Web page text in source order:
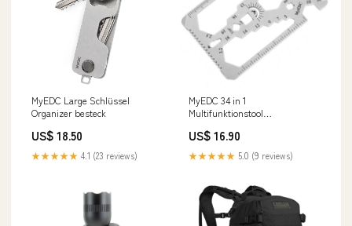
MyEDC Large Schlüssel
Organizer besteck
US$ 18.50
★★★★★ 4.1 (23 reviews)
MyEDC 34 in 1
Multifunktionstool
US$ 16.90
★★★★★ 5.0 (9 reviews)